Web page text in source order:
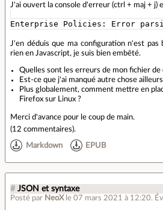
J'ai ouvert la console d'erreur (ctrl + maj + j)
Enterprise Policies: Error
J'en déduis que ma configuration n'est pas
rien en Javascript, je suis bien embêté.
Quelles sont les erreurs de mon fichier de
Est-ce que j'ai manqué autre chose
Plus globalement, comment mettre en
Firefox sur Linux ?
Merci d'avance pour le coup de main.
(12 commentaires).
Markdown EPUB
# JSON et syntaxe
Posté par NeoX le 07 mars 2021 à 12:20.